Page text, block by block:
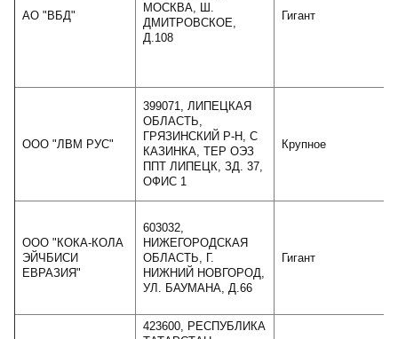
АО "ВБД"
МОСКВА, Ш.
ДМИТРОВСКОЕ,
Д.108
Гигант
ООО "ЛВМ РУС"
399071, ЛИПЕЦКАЯ
ОБЛАСТЬ,
ГРЯЗИНСКИЙ Р-Н, С
КАЗИНКА, ТЕР ОЭЗ
ППТ ЛИПЕЦК, ЗД. 37,
ОФИС 1
Крупное
ООО "КОКА-КОЛА
ЭЙЧБИСИ
ЕВРАЗИЯ"
603032,
НИЖЕГОРОДСКАЯ
ОБЛАСТЬ, Г.
НИЖНИЙ НОВГОРОД,
УЛ. БАУМАНА, Д.66
Гигант
423600, РЕСПУБЛИКА